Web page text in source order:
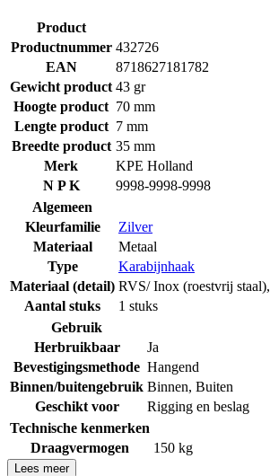
Product
Productnummer 432726
EAN
8718627181782
Gewicht product 43 gr
Hoogte product 70 mm
Lengte product 7 mm
Breedte product 35 mm
Merk
KPE Holland
N P K
9998-9998-9998
Algemeen
Kleurfamilie
Zilver
Materiaal
Metaal
Type
Karabijnhaak
Materiaal (detail) RVS/ Inox (roestvrij staal),
Aantal stuks
1 stuks
Gebruik
Herbruikbaar
Ja
Bevestigingsmethode Hangend
Binnen/buitengebruik Binnen, Buiten
Geschikt voor
Rigging en beslag
Technische kenmerken
Draagvermogen
150 kg
Lees meer